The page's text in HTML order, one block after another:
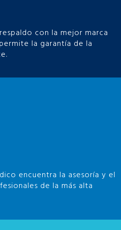
con la mejor marca
la garantía de la
encuentra la asesoría y el
de la más alta